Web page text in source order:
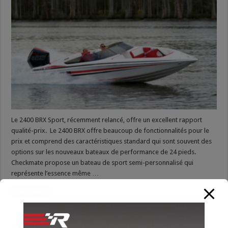
BRX
Sport
Le 2400 BRX Sport, récemment relancé, offre un excellent rapport
qualité-prix. Le 2400 BRX offre beaucoup de fonctionnalités pour le
prix et comprend des caractéristiques standard qui sont souvent des
options sur les nouveaux bateaux de performance de 24 pieds.
Checkmate propose un bateau de sport semi-personnalisé qui
représente l’essence même …